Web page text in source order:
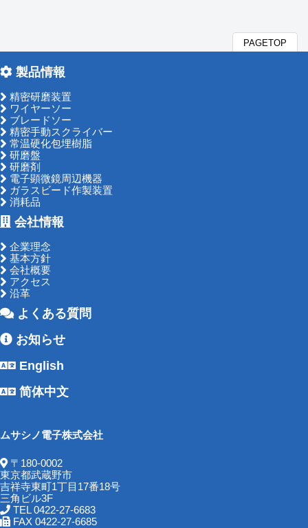
PAGETOP
製品情報
精密研磨装置
ワイヤーソー
ブレードソー
精密手動スクライバー
常温硬化包埋樹脂
研磨盤
研磨剤
電子顕微鏡周辺機器
ガラスビード作製装置
消耗品
会社情報
企業理念
基本方針
会社概要
アクセス
沿革
よくある質問
お知らせ
English
简体中文
ムサシノ電子株式会社
〒180-0002
東京都武蔵野市
吉祥寺東町1丁目17番18号
三角ビル3F
TEL 0422-27-6683
FAX 0422-27-6685